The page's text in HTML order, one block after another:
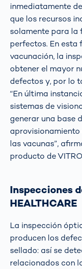
inmediatamente
que los recursos
solamente para la
perfectos. En esta
vacunación, la
obtener el mayor
defectos y, por lo
“En última
sistemas de
generar una base
las vacunas”,
producto de
Inspecciones
HEALTHCARE
La inspección
producen los
sellado: así se
relacionados con